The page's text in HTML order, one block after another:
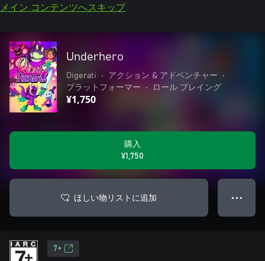
メイン コンテンツへスキップ
Underhero
Digerati • アクション & アドベンチャー
•
プラットフォーマー
• ロール プレイング
¥1,750
購入
¥1,750
ほしい物リストに追加 ● ● ●
7+